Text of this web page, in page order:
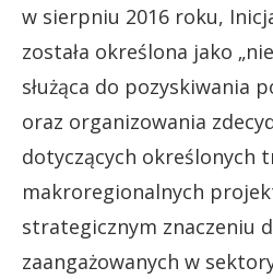
w sierpniu 2016 roku,
została określona jako
służąca do pozyskiwania
oraz organizowania
dotyczących określonych
makroregionalnych
strategicznym znaczeniu
zaangażowanych w